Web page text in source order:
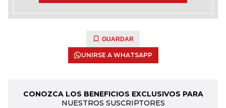
GUARDAR
UNIRSE A WHATSAPP
CONOZCA LOS BENEFICIOS EXCLUSIVOS PARA
NUESTROS SUSCRIPTORES